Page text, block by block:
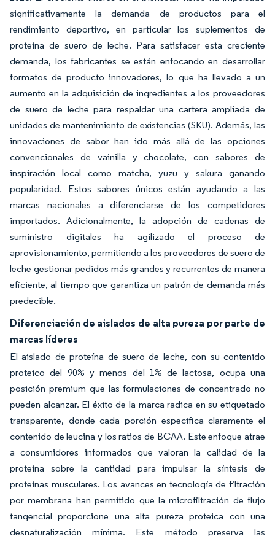
significativamente la demanda de productos para el
rendimiento deportivo, en particular los suplementos de
proteína de suero de leche. Para satisfacer esta creciente
demanda, los fabricantes se están enfocando en desarrollar
formatos de producto innovadores, lo que ha llevado a un
aumento en la adquisición de ingredientes a los proveedores
de suero de leche para respaldar una cartera ampliada de
unidades de mantenimiento de existencias (SKU). Además, las
innovaciones de sabor han ido más allá de las opciones
convencionales de vainilla y chocolate, con sabores de
inspiración local como matcha, yuzu y sakura ganando
popularidad. Estos sabores únicos están ayudando a las
marcas nacionales a diferenciarse de los competidores
importados. Adicionalmente, la adopción de cadenas de
suministro digitales ha agilizado el proceso de
aprovisionamiento, permitiendo a los proveedores de suero de
leche gestionar pedidos más grandes y recurrentes de manera
eficiente, al tiempo que garantiza un patrón de demanda más
predecible.
Diferenciación de aislados de alta pureza por parte de
marcas líderes
El aislado de proteína de suero de leche, con su contenido
proteico del 90% y menos del 1% de lactosa, ocupa una
posición premium que las formulaciones de concentrado no
pueden alcanzar. El éxito de la marca radica en su etiquetado
transparente, donde cada porción especifica claramente el
contenido de leucina y los ratios de BCAA. Este enfoque atrae
a consumidores informados que valoran la calidad de la
proteína sobre la cantidad para impulsar la síntesis de
proteínas musculares. Los avances en tecnología de filtración
por membrana han permitido que la microfiltración de flujo
tangencial proporcione una alta pureza proteica con una
desnaturalización mínima. Este método preserva las